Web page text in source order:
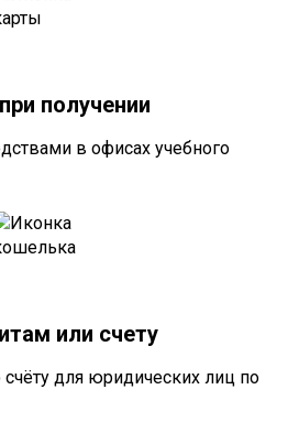
получении
в офисах учебного
или счету
счёту для юридических лиц по